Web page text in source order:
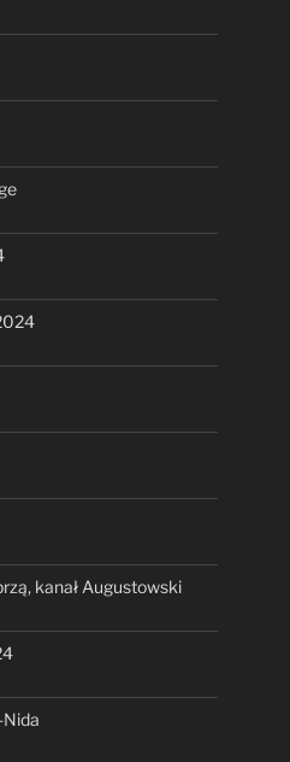
kanał Augustowski
Nida